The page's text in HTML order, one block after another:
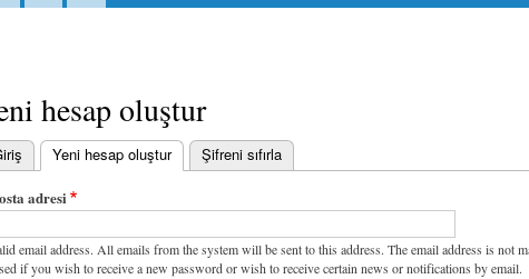
hesap oluştur
Yeni hesap oluştur(etkin sekme)
Şifreni sıfırla
adresi
email address. All emails from the system will be sent to this address. The email address is not
if you wish to receive a new password or wish to receive certain news or notifications by email.